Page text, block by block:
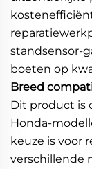
standsensor-
boeten op
Breed
Dit product is
Honda-
keuze is voor
verschillende